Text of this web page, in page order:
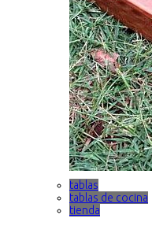
tablas
tablas de cocina
tienda